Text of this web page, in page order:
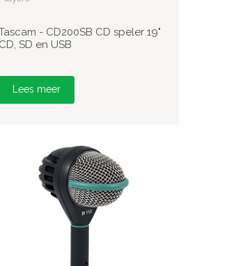
- CD200SB CD speler 19"
CD, SD en USB
Lees meer